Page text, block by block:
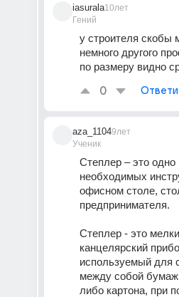
iasurala
Гений
10лет
у строителя скобы
немного другого
по размеру видно
0
aza_1104
Ученик
9лет
Степлер – это
необходимых
офисном столе,
предпринимателя.
Степлер - это
канцелярский
используемый для
между собой
либо картона, при